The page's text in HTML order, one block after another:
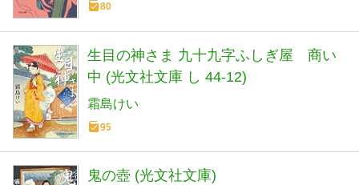
80
生目の神さま 九十九字ふしぎ屋 商い
中 (光文社文庫 し 44-12)
霜島けい
95
鬼の壺 (光文社文庫)